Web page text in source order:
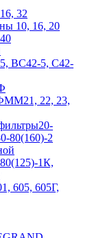
32
10, 16, 20
ВС42-5, С42-
22, 23,
20-
80(160)-2
1К,
605, 605Г,